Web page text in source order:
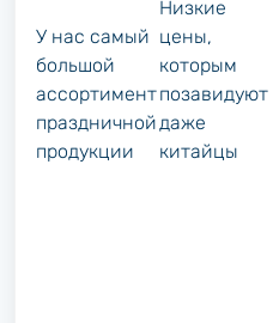
У нас самый
большой
ассортимент
праздничной
продукции
Низкие
цены,
которым
позавидуют
даже
китайцы